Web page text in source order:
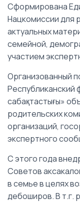
Сформирована
Нацкомиссии для
актуальных
семейной,
участием
Организованный
Республиканский
сабақтастығы»
родительских
организаций,
экспертного
С этого года
Советов
в семье в целях
дебоширов. В т.г.